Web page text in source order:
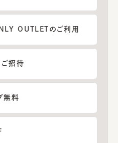
OUTLETのご利用
招待
無料